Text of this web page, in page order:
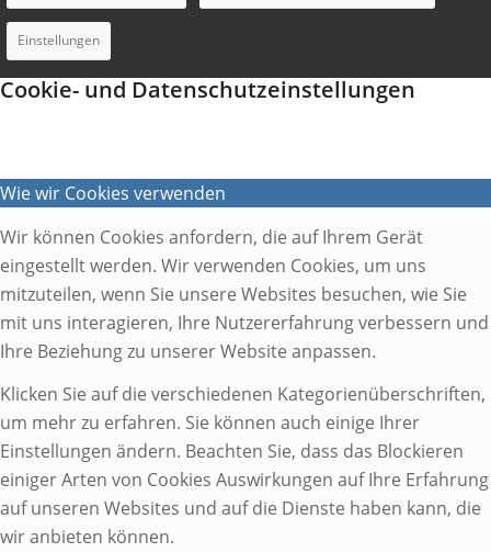
Einstellungen
Cookie- und Datenschutzeinstellungen
Wie wir Cookies verwenden
Wir können Cookies anfordern, die auf Ihrem Gerät
eingestellt werden. Wir verwenden Cookies, um uns
mitzuteilen, wenn Sie unsere Websites besuchen, wie Sie
mit uns interagieren, Ihre Nutzererfahrung verbessern und
Ihre Beziehung zu unserer Website anpassen.
Klicken Sie auf die verschiedenen Kategorienüberschriften,
um mehr zu erfahren. Sie können auch einige Ihrer
Einstellungen ändern. Beachten Sie, dass das Blockieren
einiger Arten von Cookies Auswirkungen auf Ihre Erfahrung
auf unseren Websites und auf die Dienste haben kann, die
wir anbieten können.